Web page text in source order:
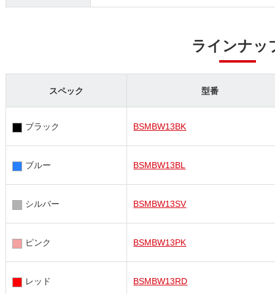
ラインナッ
スペック 型番
ブラック BSMBW13BK
ブルー BSMBW13BL
シルバー BSMBW13SV
ピンク BSMBW13PK
レッド BSMBW13RD